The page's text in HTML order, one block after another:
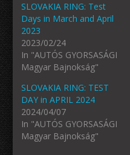
SLOVAKIA RING: Test
Days in March and April
2023
2023/02/24
In "AUTÓS GYORSASÁGI
Magyar Bajnokság"
SLOVAKIA RING: TEST
DAY in APRIL 2024
2024/04/07
In "AUTÓS GYORSASÁGI
Magyar Bajnokság"